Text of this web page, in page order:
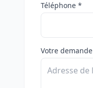
Téléphone *
Votre demande